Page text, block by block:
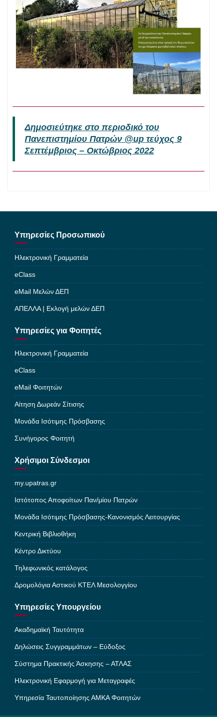
Δημοσιεύτηκε στο περιοδικό του
Πανεπιστημίου Πατρών @up τεύχος 9
Σεπτέμβριος – Οκτώβριος 2022
Υπηρεσίες Προσωπικού
Ηλεκτρονική Γραμματεία
eClass
eMail Μελών ΔΕΠ
ΑΠΕΛΛΑ | Εκλογή μελών ΔΕΠ
Υπηρεσίες για Φοιτητές
Ηλεκτρονική Γραμματεία
eClass
eMail Φοιτητών
Αίτηση Δωρεάν Σίτισης
Μονάδα Ισότιμης Πρόσβασης
Συνήγορος Φοιτητή
Χρήσιμοι Σύνδεσμοι
my.upatras.gr
Ιστότοπος Αποφοίτων Παν/μίου Πατρών
Μονάδα Ισότιμης Πρόσβασης-Κανονισμός Λειτουργίας
Κεντρική Βιβλιοθήκη
Κέντρο Δικτύου
Τηλεφωνικός κατάλογος
Δρομολόγια Αστικού ΚΤΕΛ Μεσολογγίου
Υπηρεσίες Υπουργείου
Ακαδημαϊκή Ταυτότητα
Δηλώσεις Συγγραμμάτων – Εύδοξος
Σύστημα Πρακτικής Άσκησης – ΑΤΛΑΣ
Ηλεκτρονική Εφαρμογή για Μεταγραφές
Υπηρεσία Ταυτοποίησης ΑΜΚΑ Φοιτητών